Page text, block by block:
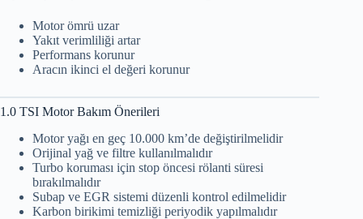
Motor ömrü uzar
Yakıt verimliliği artar
Performans korunur
Aracın ikinci el değeri korunur
1.0 TSI Motor Bakım Önerileri
Motor yağı en geç 10.000 km’de değiştirilmelidir
Orijinal yağ ve filtre kullanılmalıdır
Turbo koruması için stop öncesi rölanti süresi
bırakılmalıdır
Subap ve EGR sistemi düzenli kontrol edilmelidir
Karbon birikimi temizliği periyodik yapılmalıdır